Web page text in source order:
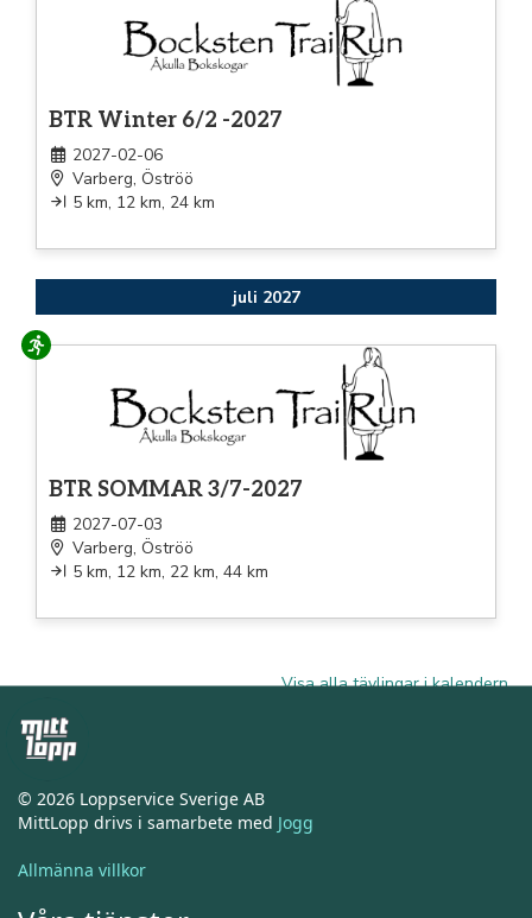
BTR Winter 6/2 -2027
2027-02-06
Varberg, Öströö
5 km, 12 km, 24 km
juli 2027
Löpning
BTR SOMMAR 3/7-2027
2027-07-03
Varberg, Öströö
5 km, 12 km, 22 km, 44 km
Visa alla tävlingar i kalendern
© 2026 Loppservice Sverige AB
MittLopp drivs i samarbete med Jogg
Allmänna villkor